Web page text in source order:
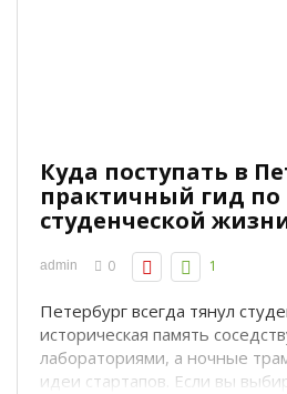
Куда поступать в
практичный гид по
студенческой
admin 0 1
Петербург всегда тянул
историческая память
лабораториями, а ночные
идеи стартапов. Если вы